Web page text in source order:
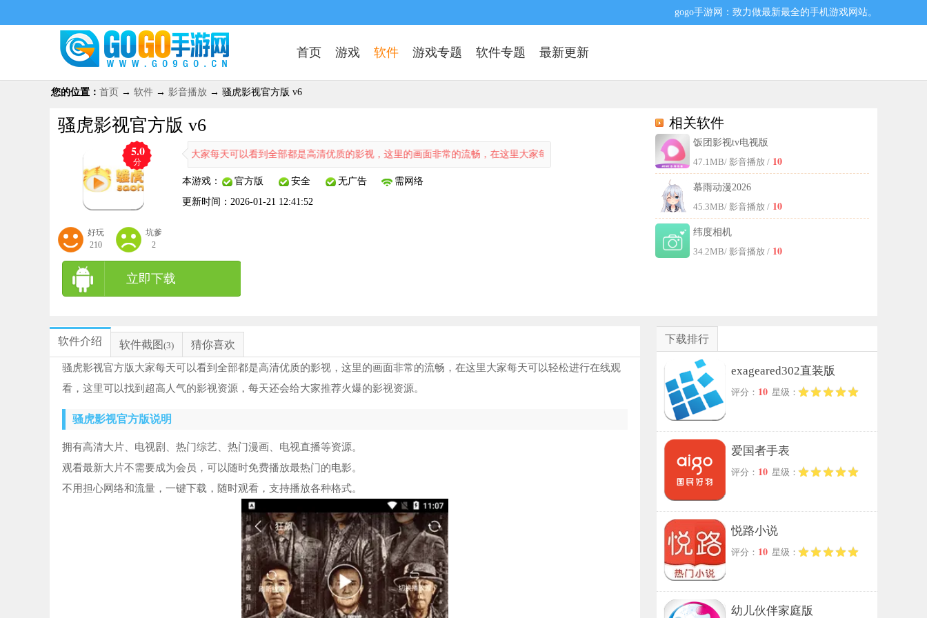
gogo手游网：致力做最新最全的手机游戏网站。
首页 游戏 软件 游戏专题 软件专题 最新更新
您的位置： 首页 → 软件 → 影音播放 → 骚虎影视官方版 v6
骚虎影视官方版 v6
5.0
分
好玩
210
坑爹
2
骚虎影视官方版大家每天可以看到全部都是高清优质的影视，这里的画面非常的流畅，在这里大家每天可以轻松进行在线观看，这里可以找到超高人气的影视资源，每天还会给大家推荐火爆的影视资
本游戏： 官方版 安全 无广告
需网络
更新时间： 2026-01-21 12:41:52
立即下载
相关软件
饭团影视tv电视版
47.1MB/ 影音播放 / 10
慕雨动漫2026
45.3MB/ 影音播放 / 10
纬度相机
34.2MB/ 影音播放 / 10
软件介绍 软件截图 (3) 猜你喜欢
骚虎影视官方版大家每天可以看到全部都是高清优质的影视，这里的画面非常的流畅，在这里大家每天可以轻松进行在线观
看，这里可以找到超高人气的影视资源，每天还会给大家推荐火爆的影视资源。
骚虎影视官方版说明
拥有高清大片、电视剧、热门综艺、热门漫画、电视直播等资源。
观看最新大片不需要成为会员，可以随时免费播放最热门的电影。
不用担心网络和流量，一键下载，随时观看，支持播放各种格式。
下载排行
exageared302直装版
评分： 10 星级：
爱国者手表
评分： 10 星级：
悦路小说
评分： 10 星级：
幼儿伙伴家庭版